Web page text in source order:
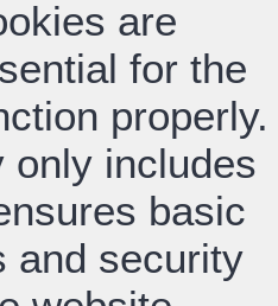
are
for the
properly.
only includes
basic
and security